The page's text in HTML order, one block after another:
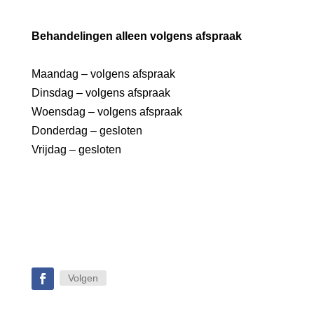
Behandelingen alleen volgens afspraak
Maandag – volgens afspraak
Dinsdag – volgens afspraak
Woensdag – volgens afspraak
Donderdag – gesloten
Vrijdag – gesloten
Volgen